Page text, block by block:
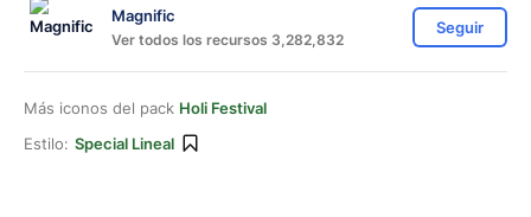
Magnific
Ver todos los recursos 3,282,832
Seguir
Más iconos del pack Holi Festival
Estilo: Special Lineal